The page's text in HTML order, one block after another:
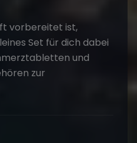
vorbereitet ist,
Set für dich dabei
und
zur